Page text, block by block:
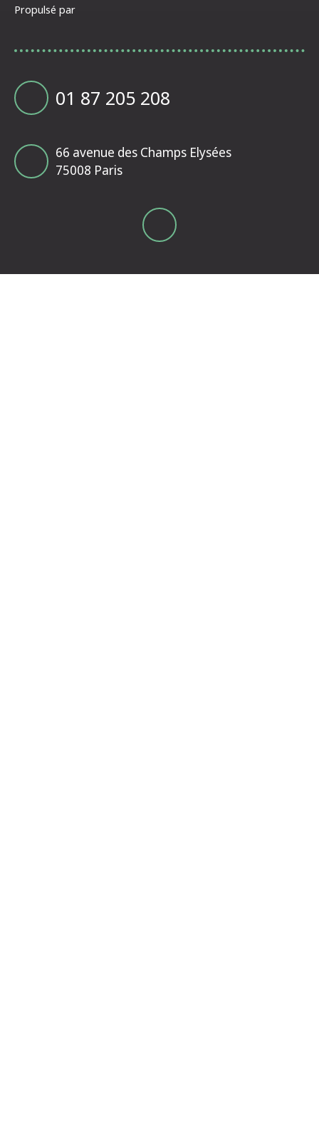
Propulsé par
01 87 205 208
66 avenue des Champs Elysées
75008 Paris